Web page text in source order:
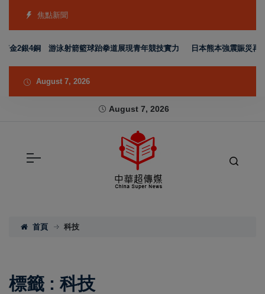
焦點新聞
4銅 游泳射箭籃球跆拳道展現青年競技實力 日本熊本強震賑災再獲支
August 7, 2026
August 7, 2026
首頁 科技
標籤 : 科技